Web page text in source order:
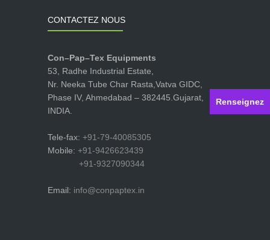
Renseignez
CONTACTEZ NOUS
Con–Pap–Tex Equipments
53, Radhe Industrial Estate,
Nr. Neeka Tube Char Rasta,Vatva GIDC,
Phase IV, Ahmedabad – 382445.Gujarat,
INDIA.
Tele-fax: +91-79-40085305
Mobile: +91-9426623439
+91-9327090344
Email: info@conpaptex.in